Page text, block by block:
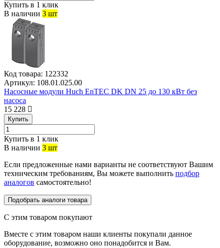
Купить в 1 клик
В наличии 3 шт
Код товара: 122332
Артикул: 108.01.025.00
Насосные модули Huch EnTEC DK DN 25 до 130 кВт без
насоса
15 228
Купить
Купить в 1 клик
В наличии 3 шт
Если предложенные нами варианты не соответствуют Вашим
техническим требованиям, Вы можете выполнить подбор
аналогов самостоятельно!
Подобрать аналоги товара
С этим товаром покупают
Вместе с этим товаром наши клиенты покупали данное
оборудование, возможно оно понадобится и Вам.